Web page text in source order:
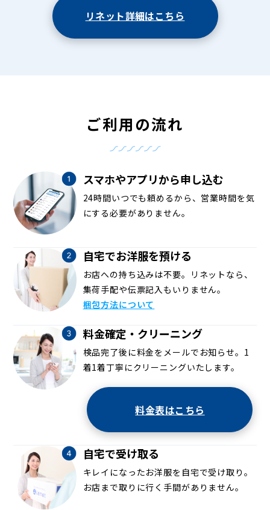
リネット詳細はこちら
ご利用の流れ
スマホやアプリから申し込む
24時間いつでも頼めるから、営業時間を気
にする必要がありません。
自宅でお洋服を預ける
お店への持ち込みは不要。リネットなら、
集荷手配や伝票記入もいりません。
梱包方法について
料金確定・クリーニング
検品完了後に料金をメールでお知らせ。1
着1着丁寧にクリーニングいたします。
料金表はこちら
自宅で受け取る
キレイになったお洋服を自宅で受け取り。
お店まで取りに行く手間がありません。